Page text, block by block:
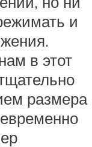
и
в этот
размера